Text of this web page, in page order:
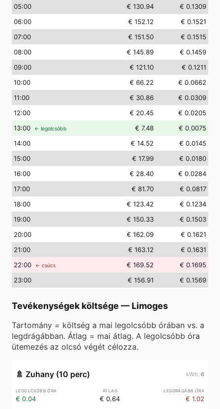
05:00 € 130.94
€ 0.1309
06:00 € 152.12
€ 0.1521
07:00 € 151.50
€ 0.1515
08:00 € 145.89
€ 0.1459
09:00 € 121.10
€ 0.1211
10:00 € 66.22
€ 0.0662
11:00 € 30.86
€ 0.0309
12:00 € 20.45
€ 0.0205
13:00 ← legolcsóbb € 7.48
€ 0.0075
14:00 € 14.52
€ 0.0145
15:00 € 17.99
€ 0.0180
16:00 € 28.40
€ 0.0284
17:00 € 81.70
€ 0.0817
18:00 € 123.42
€ 0.1234
19:00 € 150.33
€ 0.1503
20:00 € 162.09
€ 0.1621
21:00 € 163.12
€ 0.1631
22:00 ← csúcs € 169.52
€ 0.1695
23:00 € 156.91 € 0.1569
Tevékenységek költsége — Limoges
Tartomány = költség a mai legolcsóbb órában vs. a
legdrágábban. Átlag = mai átlag. A legolcsóbb óra
ütemezés az olcsó végét célozza.
🚿 Zuhany (10 perc) 6
€ 0.04 € 0.64 € 1.02